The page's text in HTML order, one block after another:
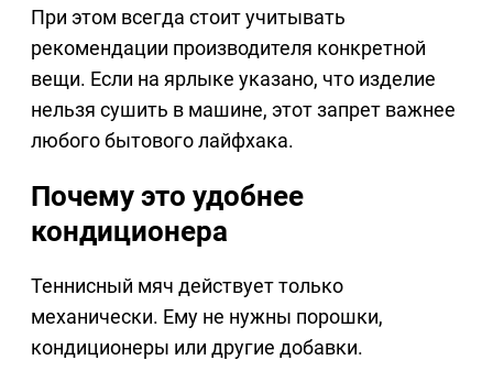
При этом всегда стоит учитывать
рекомендации производителя конкретной
вещи. Если на ярлыке указано, что изделие
нельзя сушить в машине, этот запрет важнее
любого бытового лайфхака.
Почему это удобнее
кондиционера
Теннисный мяч действует только
механически. Ему не нужны порошки,
кондиционеры или другие добавки.